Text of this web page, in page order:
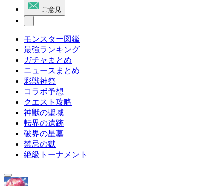
ご意見
モンスター図鑑
最強ランキング
ガチャまとめ
ニュースまとめ
彩獣神祭
コラボ予想
クエスト攻略
神獣の聖域
転界の遺跡
破界の星墓
禁忌の獄
絶級トーナメント